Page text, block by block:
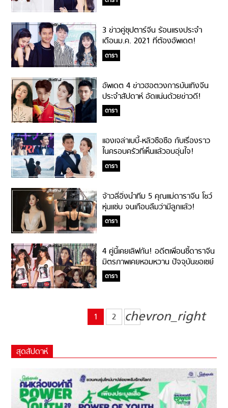
3 ข่าวคู่ซุปตาร์จีน ร้อนแรงประจำ
เดือนม.ค. 2021 ที่ต้องอัพเดต!
ดารา
อัพเดต 4 ข่าวฮอตวงการบันเทิงจีน
ประจำสัปดาห์ อัดแน่นด้วยข่าวดี!
ดารา
แองเจล่าเบบี้-หลิวซือซือ กับเรื่องราว
ในครอบครัวที่เห็นแล้วอบอุ่นใจ!
ดารา
จ้าวลี่อิ่งนำทีม 5 คุณแม่ดาราจีน โชว์
หุ่นแซ่บ จนเกือบลืมว่ามีลูกแล้ว!
ดารา
4 คู่นี้เคยเลิฟกัน! อดีตเพื่อนซี้ดาราจีน
มิตรภาพเคยหอมหวาน ปัจจุบันขอเซย์
โน!!
ดารา
1 2 chevron_right
สุดสัปดาห์